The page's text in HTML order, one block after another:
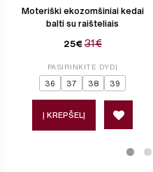
Moteriški ekozomšiniai kedai
balti su raišteliais
25€ 31€
PASIRINKITE DYDĮ
36 37 38 39
Į KREPŠELĮ